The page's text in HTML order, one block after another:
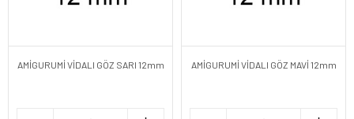
AMİGURUMİ VİDALI GÖZ SARI 12mm AMİGURUMİ VİDALI GÖZ MAVİ 12mm